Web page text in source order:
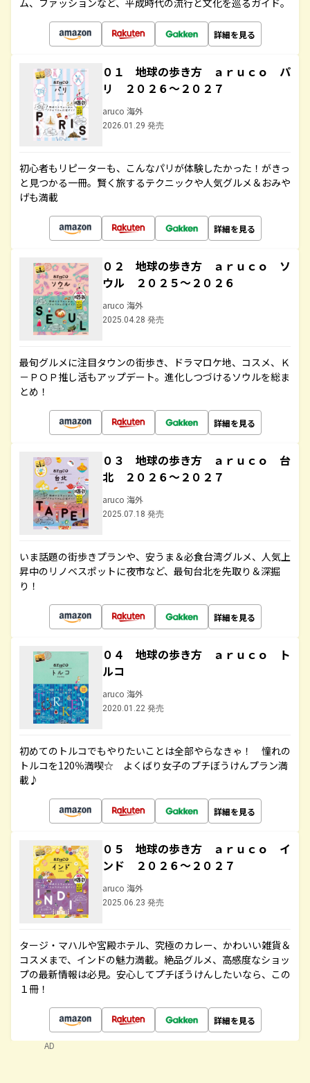
ム、ファッションなど、平成時代の流行と文化を巡るガイド。
詳細を見る
０１ 地球の歩き方 ａｒｕｃｏ パ
リ ２０２６～２０２７
aruco 海外
2026.01.29 発売
初心者もリピーターも、こんなパリが体験したかった！がきっ
と見つかる一冊。賢く旅するテクニックや人気グルメ＆おみや
げも満載
詳細を見る
０２ 地球の歩き方 ａｒｕｃｏ ソ
ウル ２０２５～２０２６
aruco 海外
2025.04.28 発売
最旬グルメに注目タウンの街歩き、ドラマロケ地、コスメ、Ｋ
－ＰＯＰ推し活もアップデート。進化しつづけるソウルを総ま
とめ！
詳細を見る
０３ 地球の歩き方 ａｒｕｃｏ 台
北 ２０２６～２０２７
aruco 海外
2025.07.18 発売
いま話題の街歩きプランや、安うま＆必食台湾グルメ、人気上
昇中のリノベスポットに夜市など、最旬台北を先取り＆深掘
り！
詳細を見る
０４ 地球の歩き方 ａｒｕｃｏ ト
ルコ
aruco 海外
2020.01.22 発売
初めてのトルコでもやりたいことは全部やらなきゃ！ 憧れの
トルコを120％満喫☆ よくばり女子のプチぼうけんプラン満
載♪
詳細を見る
０５ 地球の歩き方 ａｒｕｃｏ イ
ンド ２０２６～２０２７
aruco 海外
2025.06.23 発売
タージ・マハルや宮殿ホテル、究極のカレー、かわいい雑貨＆
コスメまで、インドの魅力満載。絶品グルメ、高感度なショッ
プの最新情報は必見。安心してプチぼうけんしたいなら、この
１冊！
詳細を見る
AD